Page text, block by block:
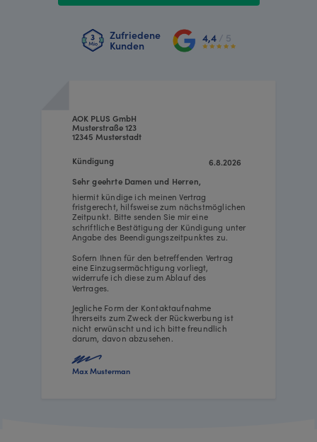
Zufriedene
Kunden
4,4 / 5
6.8.2026
AOK PLUS GmbH
Musterstraße 123
12345 Musterstadt
hiermit kündige ich meinen Vertrag
fristgerecht, hilfsweise zum nächstmöglichen
Zeitpunkt. Bitte senden Sie mir eine
schriftliche Bestätigung der Kündigung unter
Angabe des Beendigungszeitpunktes zu.
Sofern Ihnen für den betreffenden Vertrag
eine Einzugsermächtigung vorliegt,
widerrufe ich diese zum Ablauf des
Vertrages.
Jegliche Form der Kontaktaufnahme
Ihrerseits zum Zweck der Rückwerbung ist
nicht erwünscht und ich bitte freundlich
darum, davon abzusehen.
Sehr geehrte Damen und Herren,
Kündigung
Max Musterman